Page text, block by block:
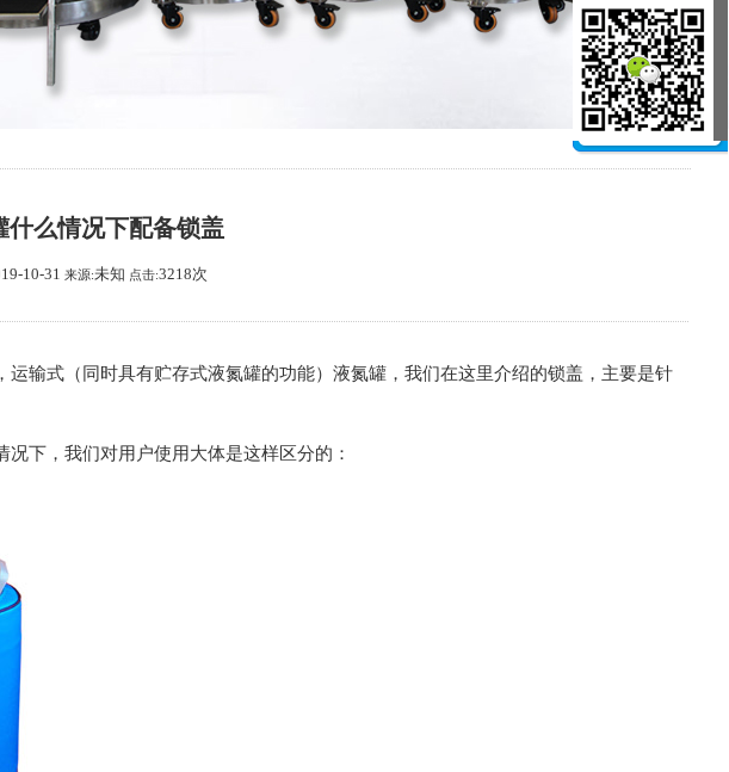
什么情况下配备锁盖
10-31 来源:未知 点击:3218次
输式（同时具有贮存式液氮罐的功能）液氮罐，我们在这里介绍的锁盖，主要是针
下，我们对用户使用大体是这样区分的：